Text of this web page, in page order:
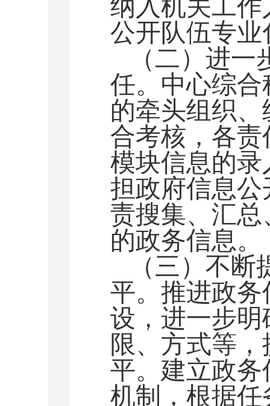
纳入机关工
公开队伍专业
（二）进
任。中心综合
的牵头组织
合考核，各
模块信息的
担政府信息
责搜集、汇
的政务信息。
（三）不
平。推进政
设，进一步
限、方式等
平。建立政
机制，根据